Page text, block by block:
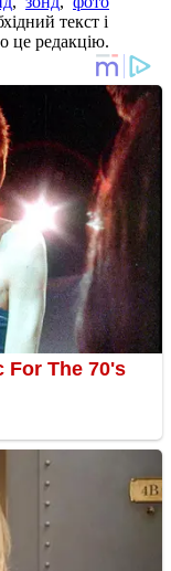
текст і
це редакцію.